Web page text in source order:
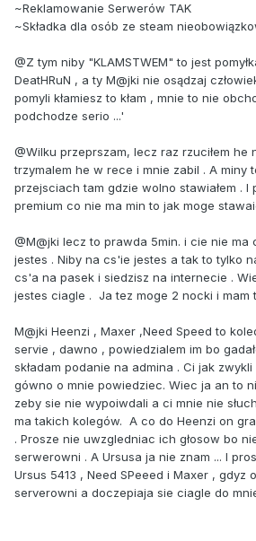
~Reklamowanie Serwerów TAK
~Składka dla osób ze steam
@Z tym niby "KLAMSTWEM" to jest
DeatHRuN , a ty M@jki nie osądzaj
pomyli kłamiesz to kłam , mnie to nie
podchodze serio ...'
@Wilku przeprszam, lecz raz rzuciłem he
trzymalem he w rece i mnie zabil . A miny
przejsciach tam gdzie wolno stawiałem . I
premium co nie ma min to jak moge
@M@jki lecz to prawda 5min. i cie nie ma
jestes . Niby na cs'ie jestes a tak to tylko
cs'a na pasek i siedzisz na internecie .
jestes ciagle . Ja tez moge 2 nocki i mam
M@jki Heenzi , Maxer ,Need Speed to
servie , dawno , powiedzialem im bo
składam podanie na admina . Ci jak
gówno o mnie powiedziec. Wiec ja an to
zeby sie nie wypoiwdali a ci mnie nie
ma takich kolegów. A co do Heenzi on
. Prosze nie uwzgledniac ich głosow bo
serwerowni . A Ursusa ja nie znam ... I
Ursus 5413 , Need SPeeed i Maxer , gdyz
serverowni a doczepiaja sie ciagle do